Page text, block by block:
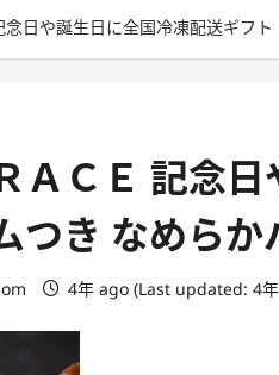
日や誕生日に全国冷凍配送ギフト
ＡＣＥ 記念
つき なめらか
4年 ago (Last updated: 4